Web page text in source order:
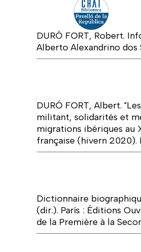
DURÓ FORT, Robert.
Alberto Alexandrino dos
DURÓ FORT, Albert.
militant, solidarités et
migrations ibériques au
française (hivern 2020).
Dictionnaire
(dir.). París : Éditions
de la Première à la